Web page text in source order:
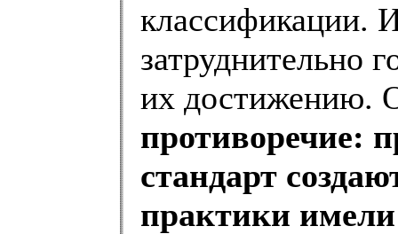
классификации.
затруднительно
их достижению.
противоречие:
стандарт
практики имели